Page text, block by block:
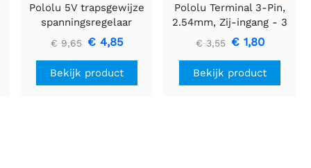
Pololu 5V trapsgewijze
spanningsregelaar
U3V16F5
€ 9,65 € 4,85
Bekijk product
Pololu Terminal 3-Pin,
2.54mm, Zij-ingang - 3
stuks
€ 3,55 € 1,80
Bekijk product